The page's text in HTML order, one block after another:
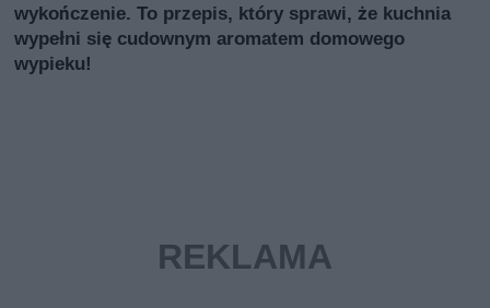
wykończenie. To przepis, który sprawi, że kuchnia
wypełni się cudownym aromatem domowego
wypieku!